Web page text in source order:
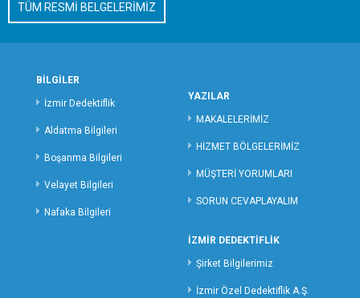
MALATYA ÖZEL DEDEKTİFLİK
MARDİN ÖZEL DEDEKTİFLİK
NEVŞEHİR ÖZEL DEDEKTİFLİK
NİĞDE ÖZEL DEDEKTİFLİK
ORDU ÖZEL DEDEKTİFLİK
TÜM RESMİ BELGELERİMİZ
BİLGİLER
İzmir Dedektiflik
Aldatma Bilgileri
Boşanma Bilgileri
Velayet Bilgileri
Nafaka Bilgileri
YAZILAR
MAKALELERİMİZ
HİZMET BÖLGELERİMİZ
MÜŞTERİ YORUMLARI
SORUN CEVAPLAYALIM
İZMİR DEDEKTİFLİK
Şirket Bilgilerimiz
İzmir Özel Dedektiflik A.Ş.